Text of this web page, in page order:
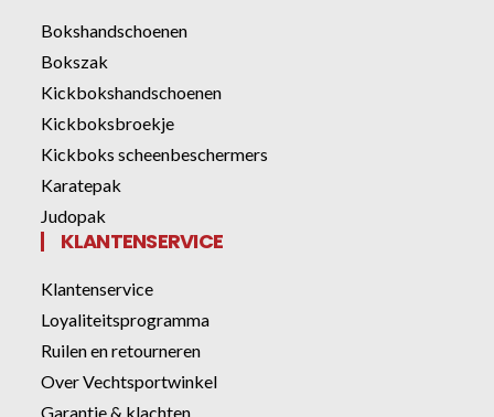
Bokshandschoenen
Bokszak
Kickbokshandschoenen
Kickboksbroekje
Kickboks scheenbeschermers
Karatepak
Judopak
KLANTENSERVICE
Klantenservice
Loyaliteitsprogramma
Ruilen en retourneren
Over Vechtsportwinkel
Garantie & klachten